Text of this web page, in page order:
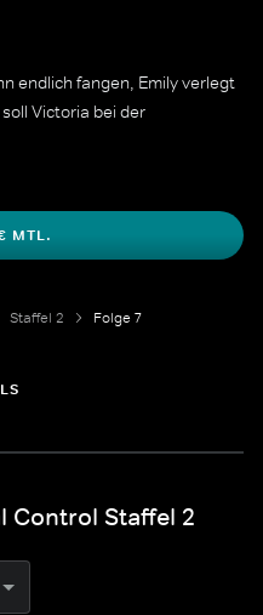
endlich fangen, Emily verlegt
Victoria bei der
MTL.
Staffel 2 Folge 7
Control Staffel 2